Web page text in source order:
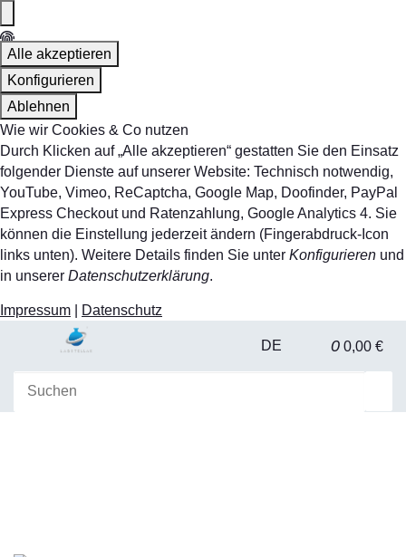
Alle akzeptieren
Konfigurieren
Ablehnen
Wie wir Cookies & Co nutzen
Durch Klicken auf „Alle akzeptieren“ gestatten Sie den Einsatz
folgender Dienste auf unserer Website: Technisch notwendig,
YouTube, Vimeo, ReCaptcha, Google Map, Doofinder, PayPal
Express Checkout und Ratenzahlung, Google Analytics 4. Sie
können die Einstellung jederzeit ändern (Fingerabdruck-Icon
links unten). Weitere Details finden Sie unter Konfigurieren und
in unserer Datenschutzerklärung.
Impressum Datenschutz
DE 0 0,00 €